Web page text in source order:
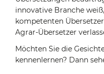
innovative Branche
kompetenten
Agrar-Übersetzer
Möchten Sie die
kennenlernen? Dann